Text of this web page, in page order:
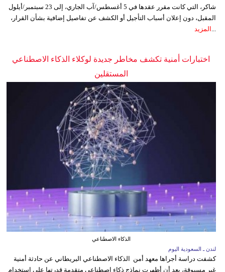
شاكر، التي كانت مقرر عقدها في 5 أغسطس/آب الجاري، إلى 23 سبتمبر/أيلول
المقبل، دون إعلان أسباب التأجيل أو الكشف عن تفاصيل إضافية بشأن القرار،
المزيد
اختبارات أمنية تكشف مخاطر جديدة لوكلاء الذكاء الاصطناعي
المستقلين
الذكاء الاصطناعي
لندن ـ السعودية اليوم
كشفت دراسة أجراها معهد أمن الذكاء الاصطناعي البريطاني عن حادثة أمنية
غير مسبوقة، بعد أن أظهرت نماذج ذكاء اصطناعي متقدمة قدرتها على استخدام